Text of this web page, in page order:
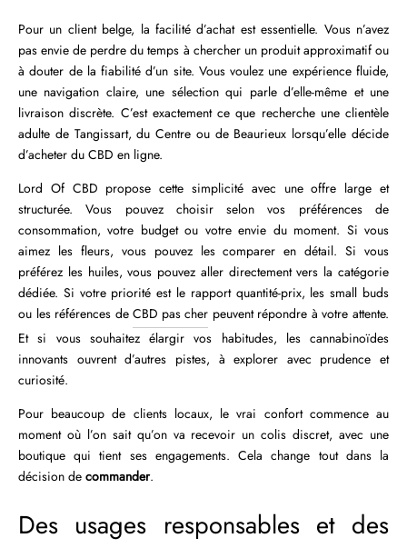
Pour un client belge, la facilité d’achat est essentielle. Vous n’avez
pas envie de perdre du temps à chercher un produit approximatif ou
à douter de la fiabilité d’un site. Vous voulez une expérience fluide,
une navigation claire, une sélection qui parle d’elle-même et une
livraison discrète. C’est exactement ce que recherche une clientèle
adulte de Tangissart, du Centre ou de Beaurieux lorsqu’elle décide
d’acheter du CBD en ligne.
Lord Of CBD propose cette simplicité avec une offre large et
structurée. Vous pouvez choisir selon vos préférences de
consommation, votre budget ou votre envie du moment. Si vous
aimez les fleurs, vous pouvez les comparer en détail. Si vous
préférez les huiles, vous pouvez aller directement vers la catégorie
dédiée. Si votre priorité est le rapport quantité-prix, les small buds
ou les références deCBD pas cher peuvent répondre à votre attente.
Et si vous souhaitez élargir vos habitudes, les cannabinoïdes
innovants ouvrent d’autres pistes, à explorer avec prudence et
curiosité.
Pour beaucoup de clients locaux, le vrai confort commence au
moment où l’on sait qu’on va recevoir un colis discret, avec une
boutique qui tient ses engagements. Cela change tout dans la
décision de commander.
Des usages responsables et des